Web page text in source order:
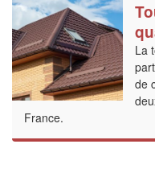
La
de
France.